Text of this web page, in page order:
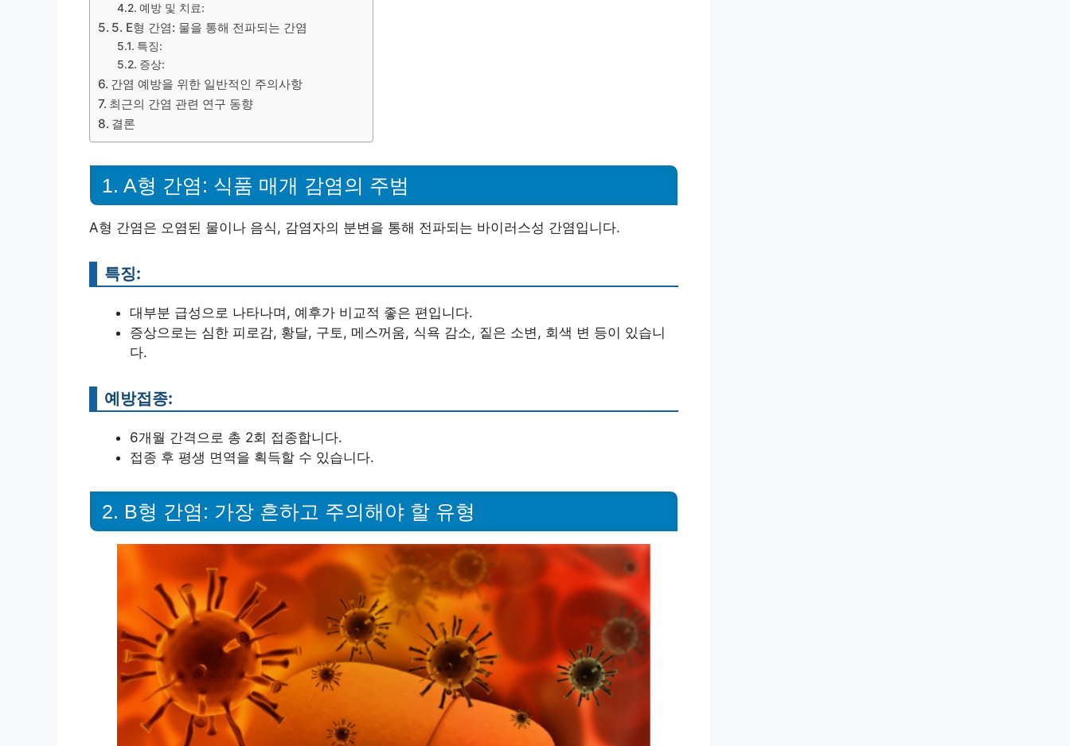
예방 및 치료:
5. E형 간염: 물을 통해 전파되는 간염
특징:
증상:
간염 예방을 위한 일반적인 주의사항
최근의 간염 관련 연구 동향
결론
1. A형 간염: 식품 매개 감염의 주범
A형 간염은 오염된 물이나 음식, 감염자의 분변을 통해 전파되는 바이러스성 간염입니다.
특징:
대부분 급성으로 나타나며, 예후가 비교적 좋은 편입니다.
증상으로는 심한 피로감, 황달, 구토, 메스꺼움, 식욕 감소, 짙은 소변, 회색 변 등이 있습니
다.
예방접종:
6개월 간격으로 총 2회 접종합니다.
접종 후 평생 면역을 획득할 수 있습니다.
2. B형 간염: 가장 흔하고 주의해야 할 유형